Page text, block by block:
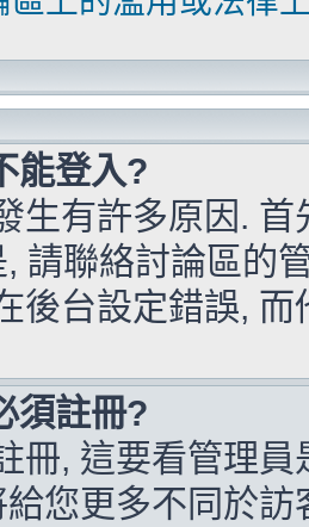
能登入?
生有許多原因.
請聯絡討論區的
後台設定錯誤, 而
須註冊?
冊, 這要看管理
您更多不同於